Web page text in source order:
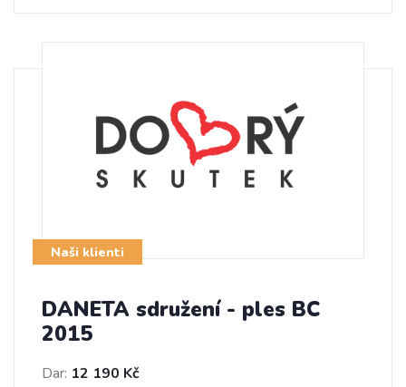
Naši klienti
DANETA sdružení - ples BC
2015
Dar: 12 190 Kč